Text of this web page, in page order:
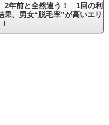
2年前と全然違う！ 1回の利
、男女“脱毛率”が高いエリ